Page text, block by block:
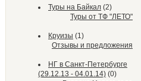
Туры на Байкал (2)
Туры от ТФ "ЛЕТО"
Круизы (1)
Отзывы и предложения
НГ в Санкт-Петербурге
(29.12.13 - 04.01.14) (0)